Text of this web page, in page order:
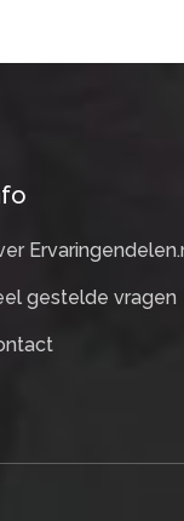
gestelde vragen